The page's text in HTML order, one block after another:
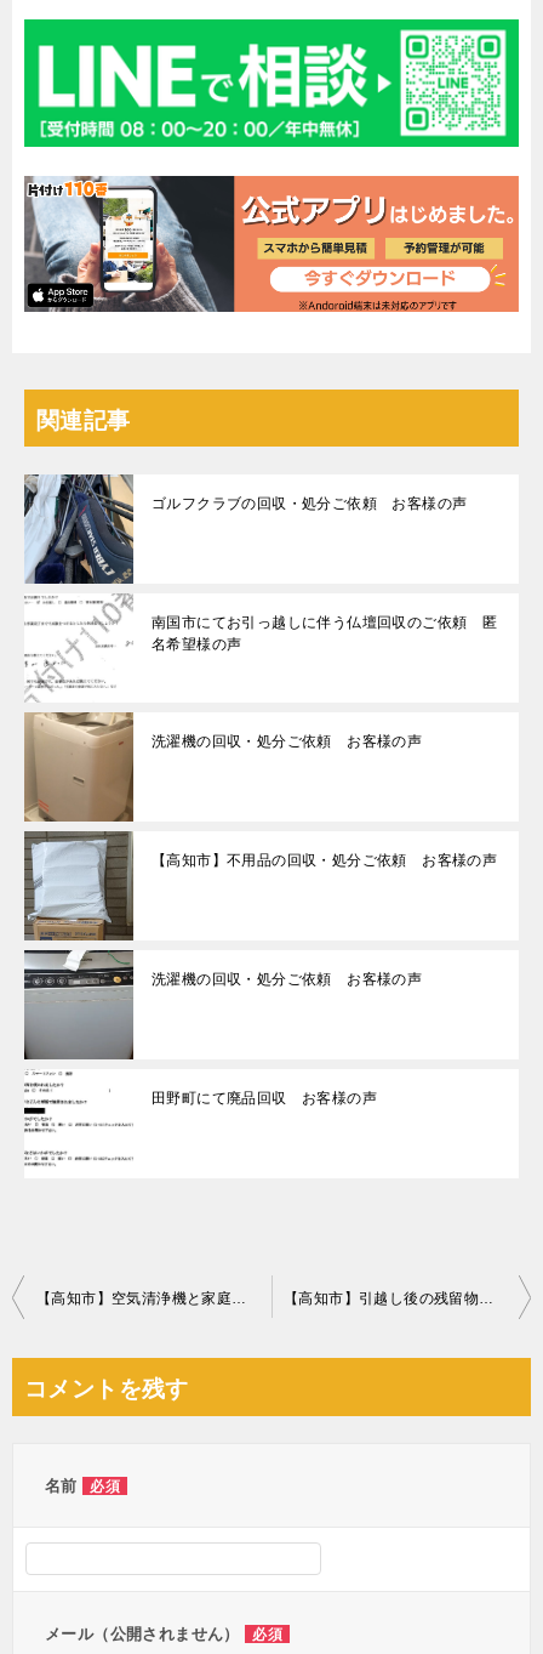
関連記事
ゴルフクラブの回収・処分ご依頼 お客様の声
南国市にてお引っ越しに伴う仏壇回収のご依頼 匿
名希望様の声
洗濯機の回収・処分ご依頼 お客様の声
【高知市】不用品の回収・処分ご依頼 お客様の声
洗濯機の回収・処分ご依頼 お客様の声
田野町にて廃品回収 お客様の声
投
ビ
コメントを残す
名前 必須
メール（公開されません） 必須